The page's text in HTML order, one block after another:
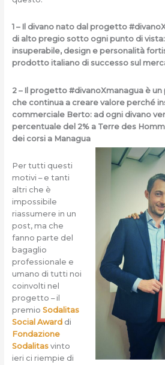
1 – Il divano nato dal progetto
di alto pregio sotto ogni punto di
insuperabile, design e personalità
prodotto italiano di successo sul
2 – Il progetto #divanoXmanagua è
che continua a creare valore perché
commerciale Berto: ad ogni divano
percentuale del 2% a Terre des
dei corsi a Managua
Per tutti questi
motivi – e tanti
altri che è
impossibile
riassumere in un
post, ma che
fanno parte del
bagaglio
professionale e
umano di tutti noi
coinvolti nel
progetto – il
premio Sodalitas
Social Awarddi
Fondazione
Sodalitasvinto
ieri ci riempie di